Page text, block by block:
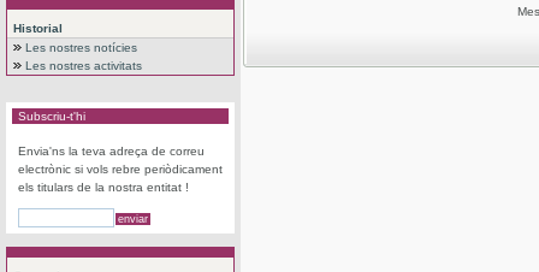
Historial
Les nostres notícies
Les nostres activitats
Subscriu-t'hi
Envia'ns la teva adreça de correu
electrònic si vols rebre periòdicament
els titulars de la nostra entitat !
Mes